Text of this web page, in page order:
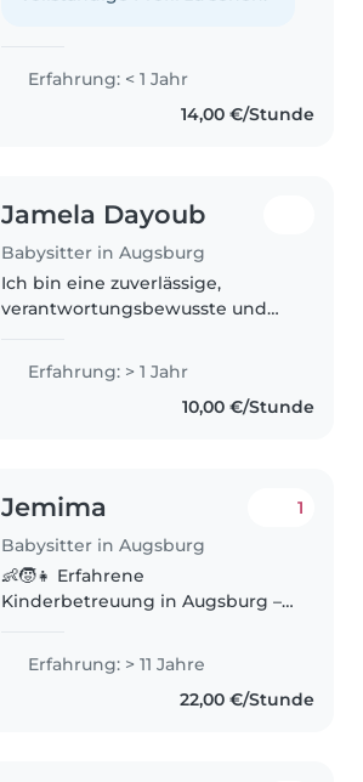
Erfahrung: < 1 Jahr
14,00 €/Stunde
Jamela Dayoub
Babysitter in Augsburg
Ich bin eine zuverlässige,
verantwortungsbewusste und
meine Ausbildung als Ärztin
habe ich gelernt, sorgfältig zu
arbeiten, Verantwortung zu
Erfahrung: > 1 Jahr
10,00 €/Stunde
Jemima
Babysitter in Augsburg
1
👶🧒👧 Erfahrene
Kinderbetreuung in Augsburg –
(auch abends / Wochenende) Ich
bin eine
verantwortungsbewusste und
Erfahrung: > 11 Jahre
22,00 €/Stunde